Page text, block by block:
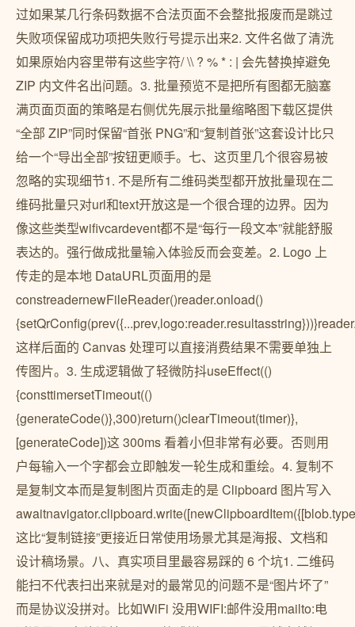
过如果某几行条码数据不合法页面不会整批报废而是跳过
失败项保留成功项把失败行号提示出来2. 文件名做了清洗
如果原始内容里带有这些字符/ \\ ? % * : | 会先替换掉避免
ZIP 内文件名出问题。3. 批量预览不是把所有图都无脑塞
满页面页面的策略是右侧优先展示批量缩略图下载区提供
“全部 ZIP”同时保留“首张 PNG”和“复制首张”这套设计比只
给一个“导出全部”按钮更顺手。七、这页里几个很容易被
忽略的实现细节1. 不是所有二维码类型都开放批量现在二
维码批量只对url和text开放这是一个很合理的边界。因为
像这些类型wifivcardevent都不是“每行一段文本”就能舒服
表达的。强行做成批量输入体验反而会变差。2. Logo 上
传走的是本地 DataURL页面用的是
constreadernewFileReader()reader.onload()
这样后面的 Canvas 处理可以直接消费结果不需要单独上
传图片。3. 生成逻辑做了轻微防抖useEffect(()
{consttimersetTimeout(()
{generateCode()},300)return()clearTimeout(timer)},
[generateCode])这 300ms 看着小但非常有必要。否则用
户每输入一个字都会立即触发一轮生成和重绘。4. 复制不
是复制文本而是复制图片页面走的是 Clipboard 图片写入
这比“复制链接”更接近日常使用场景尤其是海报、文档和
设计稿场景。八、真实项目里最容易踩的 6 个坑1. 二维码
能扫不代表扫出来就是对的最常见的问题不是“图片坏了”
而是协议没拼对。比如WiFi 没用WIFI:邮件没用mailto:电